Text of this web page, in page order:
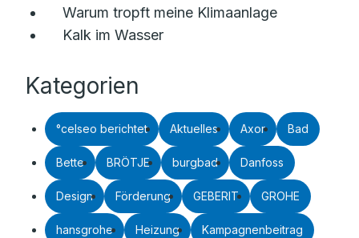
Warum tropft meine Klimaanlage
Kalk im Wasser
Kategorien
°celseo berichtet Aktuelles Axor Bad
Bette BRÖTJE burgbad Danfoss
Design Förderung GEBERIT GROHE
hansgrohe Heizung Kampagnenbeitrag